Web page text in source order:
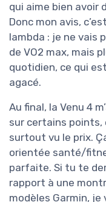
qui aime bien avoir
Donc mon avis,
lambda : je ne vais
de VO2 max, mais
quotidien, ce qui
agacé.
Au final, la Venu 4
sur certains points,
surtout vu le prix.
orientée santé/
parfaite. Si tu te
rapport à une
modèles Garmin,